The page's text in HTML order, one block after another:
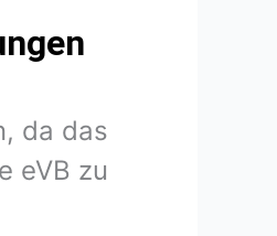
da das
eVB zu